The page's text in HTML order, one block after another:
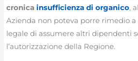
cronicainsufficienza di organico,
Azienda non poteva porre rimedio
legale di assumere altri dipendenti
l’autorizzazione della Regione.